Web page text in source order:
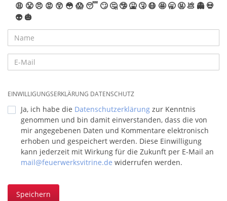
😩 😤 😠 😡 😲 😳 😱 😴 🙄 🤔 🤥 🤮 🤧 😷 🤩 🥱 🤬 💩 👻 💀
👽 🎃
EINWILLIGUNGSERKLÄRUNG DATENSCHUTZ
Ja, ich habe die Datenschutzerklärung zur Kenntnis
genommen und bin damit einverstanden, dass die von
mir angegebenen Daten und Kommentare elektronisch
erhoben und gespeichert werden. Diese Einwilligung
kann jederzeit mit Wirkung für die Zukunft per E-Mail an
mail@feuerwerksvitrine.de widerrufen werden.
Speichern